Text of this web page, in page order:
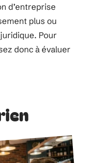
d’entreprise
plus ou
Pour
donc à évaluer